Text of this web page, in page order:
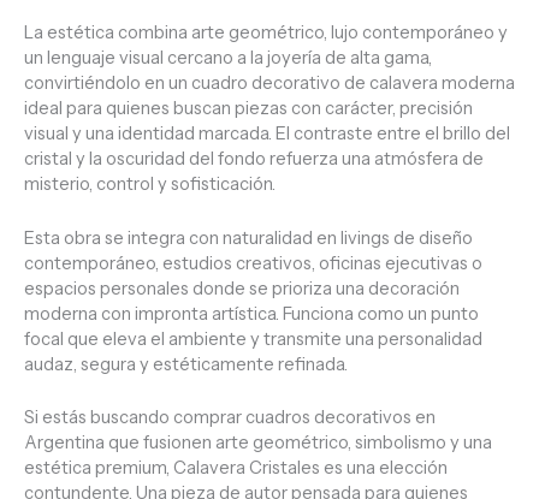
La estética combina arte geométrico, lujo contemporáneo y
un lenguaje visual cercano a la joyería de alta gama,
convirtiéndolo en un cuadro decorativo de calavera moderna
ideal para quienes buscan piezas con carácter, precisión
visual y una identidad marcada. El contraste entre el brillo del
cristal y la oscuridad del fondo refuerza una atmósfera de
misterio, control y sofisticación.
Esta obra se integra con naturalidad en livings de diseño
contemporáneo, estudios creativos, oficinas ejecutivas o
espacios personales donde se prioriza una decoración
moderna con impronta artística. Funciona como un punto
focal que eleva el ambiente y transmite una personalidad
audaz, segura y estéticamente refinada.
Si estás buscando comprar cuadros decorativos en
Argentina que fusionen arte geométrico, simbolismo y una
estética premium, Calavera Cristales es una elección
contundente. Una pieza de autor pensada para quienes